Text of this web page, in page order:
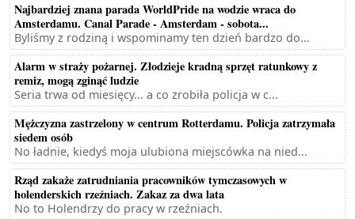
Najbardziej znana parada WorldPride na wodzie wraca do
Amsterdamu. Canal Parade - Amsterdam - sobota...
Byliśmy z rodziną i wspominamy ten dzień bardzo do...
Alarm w straży pożarnej. Złodzieje kradną sprzęt ratunkowy z
remiz, mogą zginąć ludzie
Seria trwa od miesięcy... a co zrobiła policja w c...
Mężczyzna zastrzelony w centrum Rotterdamu. Policja zatrzymała
siedem osób
No ładnie, kiedyś moja ulubiona miejscówka na nied...
Rząd zakaże zatrudniania pracowników tymczasowych w
holenderskich rzeźniach. Zakaz za dwa lata
No to Holendrzy do pracy w rzeźniach.